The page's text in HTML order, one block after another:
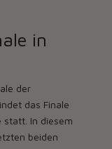
in
der
das Finale
statt. In diesem
beiden